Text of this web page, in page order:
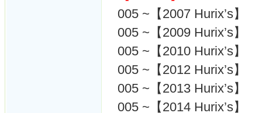
005 ~【2007 Hurix’s】
005 ~【2009 Hurix’s】
005 ~【2010 Hurix’s】
005 ~【2012 Hurix’s】
005 ~【2013 Hurix’s】
005 ~【2014 Hurix’s】